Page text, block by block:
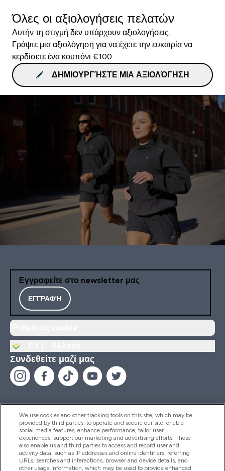
Όλες οι αξιολογήσεις πελατών
Αυτήν τη στιγμή δεν υπάρχουν αξιολογήσεις.
Γράψτε μια αξιολόγηση για να έχετε την ευκαιρία να
κερδίσετε ένα κουπόνι €100.
ΔΗΜΙΟΥΡΓΉΣΤΕ ΜΙΑ ΑΞΙΟΛΌΓΗΣΗ
Εγγραφείτε στο newsletter μας
ΕΓΓΡΑΦΉ
Συνδεθείτε μαζί μας
Βοήθεια & Πληροφορίες
Προϊόντα
We use cookies and other tracking tools on this site, which may be
provided by third parties, to operate and secure our site, enable
social media features, enhance performance, tailor user
experiences, support our marketing and advertising efforts. These
also enable us and third parties to access and record user and
activity data, such as IP addresses and online identifiers, referring
URLs, searches and interactions, browser and device details, and
other usage information, which may be used to provide enhanced